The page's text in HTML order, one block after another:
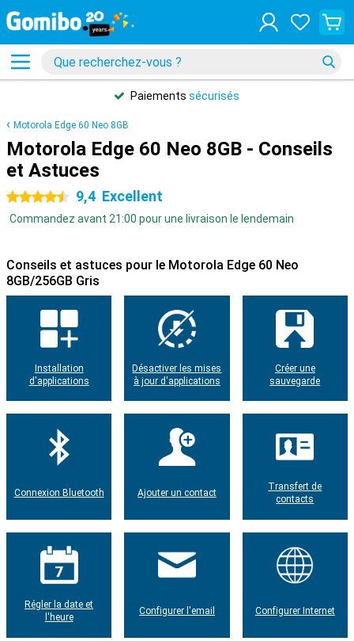
Paiements sécurisés
Motorola Edge 60 Neo 8GB
Motorola Edge 60 Neo 8GB - Conseils
et Astuces
4.5 étoiles 9,4 Excellent
Commandez avant 21:00 pour une livraison le lendemain
Conseils et astuces pour le Motorola Edge 60 Neo
8GB/256GB Gris
Installation
d'applications
Désactiver les mises
à jour d'applications
Créer une
sauvegarde
Connexion Bluetooth Ajouter un contact
Transfert de
contacts
Régler la date et
l'heure
Configurer l'email Configurer Internet